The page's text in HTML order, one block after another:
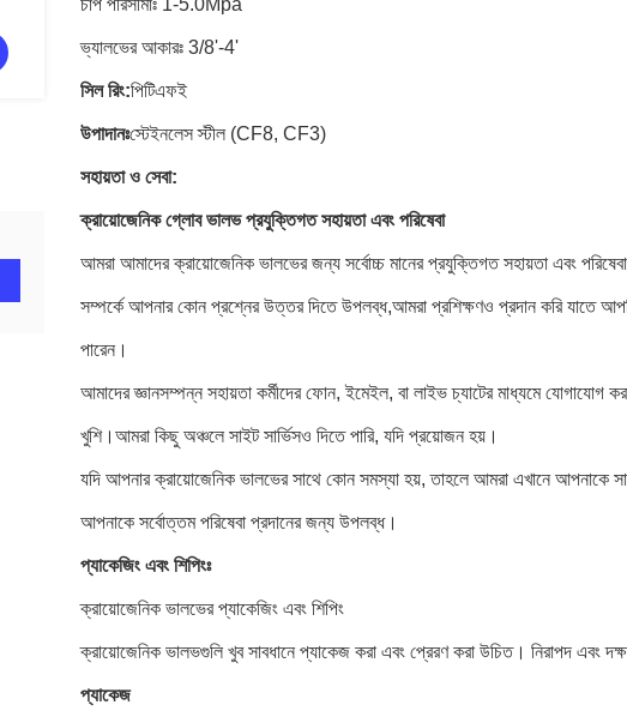
চাপ পরিসীমাঃ 1-5.0Mpa
ভ্যালভের আকারঃ 3/8'-4'
সিল রিং:পিটিএফই
উপাদানঃস্টেইনলেস স্টীল (CF8, CF3)
সহায়তা ও সেবা:
ক্রায়োজেনিক গ্লোব ভালভ প্রযুক্তিগত সহায়তা এবং পরিষেবা
আমরা আমাদের ক্রায়োজেনিক ভালভের জন্য সর্বোচ্চ মানের প্রযুক্তিগত সহায়তা এবং
সম্পর্কে আপনার কোন প্রশ্নের উত্তর দিতে উপলব্ধ,আমরা প্রশিক্ষণও প্রদান করি যাতে
পারেন।
আমাদের জ্ঞানসম্পন্ন সহায়তা কর্মীদের ফোন, ইমেইল, বা লাইভ চ্যাটের মাধ্যমে
খুশি।আমরা কিছু অঞ্চলে সাইট সার্ভিসও দিতে পারি, যদি প্রয়োজন হয়।
যদি আপনার ক্রায়োজেনিক ভালভের সাথে কোন সমস্যা হয়, তাহলে আমরা এখানে আপনাকে
আপনাকে সর্বোত্তম পরিষেবা প্রদানের জন্য উপলব্ধ।
প্যাকেজিং এবং শিপিংঃ
ক্রায়োজেনিক ভালভের প্যাকেজিং এবং শিপিং
ক্রায়োজেনিক ভালভগুলি খুব সাবধানে প্যাকেজ করা এবং প্রেরণ করা উচিত। নিরাপদ এবং
প্যাকেজ